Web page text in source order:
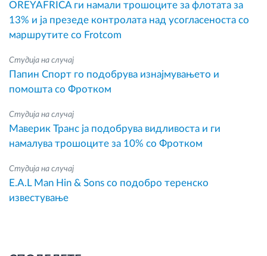
OREYAFRICA ги намали трошоците за флотата за
13% и ја презеде контролата над усогласеноста со
маршрутите со Frotcom
Студија на случај
Папин Спорт го подобрува изнајмувањето и
помошта со Фротком
Студија на случај
Маверик Транс ја подобрува видливоста и ги
намалува трошоците за 10% со Фротком
Студија на случај
E.A.L Man Hin & Sons со подобро теренско
известување